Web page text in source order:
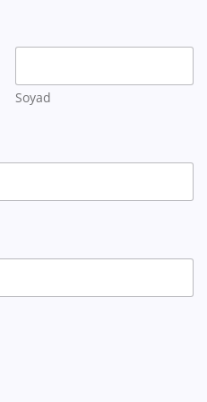
Soyad